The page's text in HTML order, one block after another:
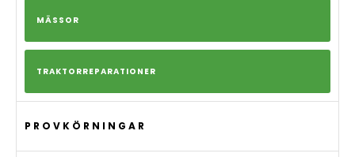
MÄSSOR
TRAKTORREPARATIONER
PROVKÖRNINGAR